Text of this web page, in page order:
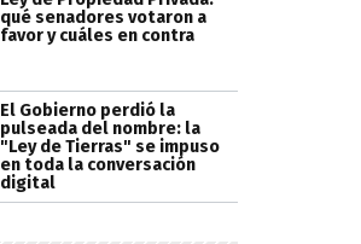
qué senadores votaron a
favor y cuáles en contra
El Gobierno perdió la
pulseada del nombre: la
"Ley de Tierras" se impuso
en toda la conversación
digital